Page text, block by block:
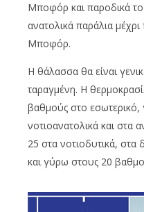
Μποφόρ και παροδικά το
ανατολικά παράλια
Μποφόρ.
Η θάλασσα θα είναι
ταραγμένη. Η
βαθμούς στο
νοτιοανατολικά και στα
25 στα νοτιοδυτικά, στα
και γύρω στους 20